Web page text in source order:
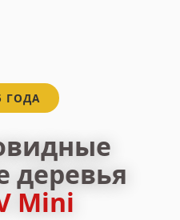
ГОДА
деревья
Mini